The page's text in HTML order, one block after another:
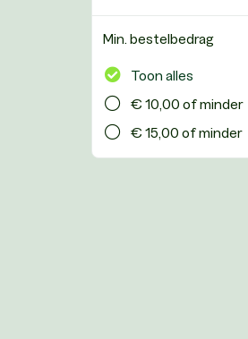
Min. bestelbedrag
Toon alles
€ 10,00 of minder
€ 15,00 of minder